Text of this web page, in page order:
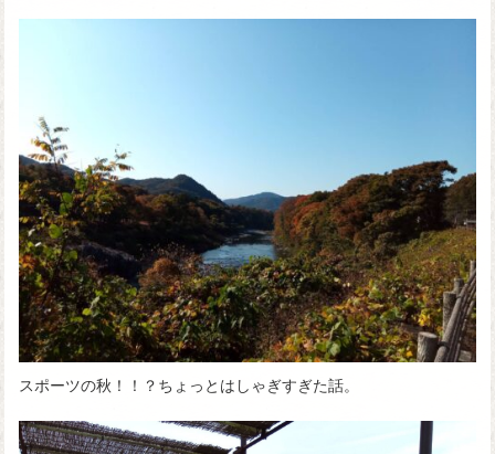
スポーツの秋！！？ちょっとはしゃぎすぎた話。